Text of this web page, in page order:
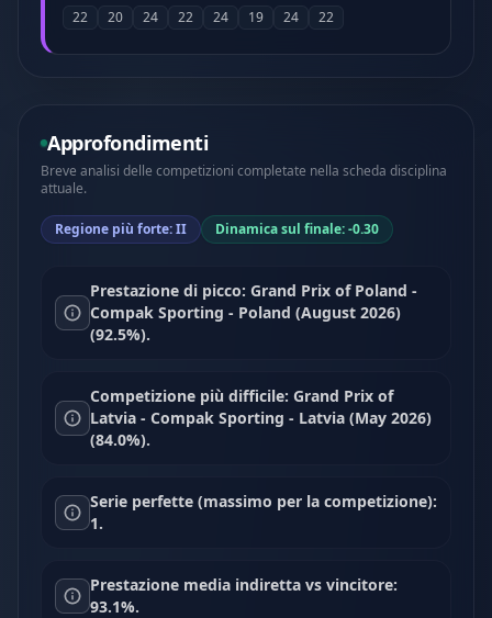
22 20 24 22 24 19 24 22
Approfondimenti
Breve analisi delle competizioni completate nella scheda disciplina
attuale.
Regione più forte: II Dinamica sul finale: -0.30
Prestazione di picco: Grand Prix of Poland -
Compak Sporting - Poland (August 2026)
(92.5%).
Competizione più difficile: Grand Prix of
Latvia - Compak Sporting - Latvia (May 2026)
(84.0%).
Serie perfette (massimo per la competizione):
1.
Prestazione media indiretta vs vincitore:
93.1%.